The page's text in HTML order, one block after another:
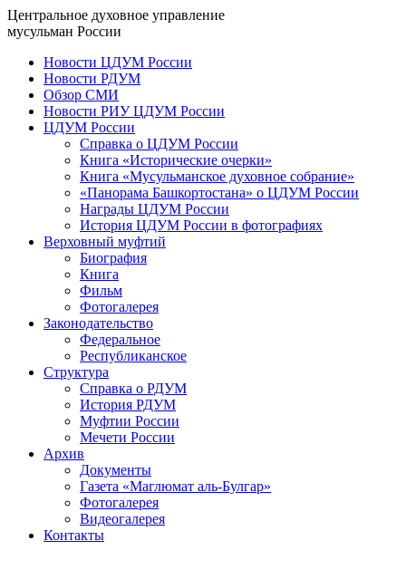
Центральное духовное управление
мусульман России
Новости ЦДУМ России
Новости РДУМ
Обзор СМИ
Новости РИУ ЦДУМ России
ЦДУМ России
Справка о ЦДУМ России
Книга «Исторические очерки»
Книга «Мусульманское духовное собрание»
«Панорама Башкортостана» о ЦДУМ России
Награды ЦДУМ России
История ЦДУМ России в фотографиях
Верховный муфтий
Биография
Книга
Фильм
Фотогалерея
Законодательство
Федеральное
Республиканское
Структура
Справка о РДУМ
История РДУМ
Муфтии России
Мечети России
Архив
Документы
Газета «Маглюмат аль-Булгар»
Фотогалерея
Видеогалерея
Контакты